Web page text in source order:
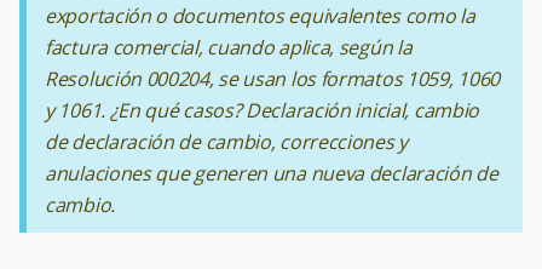
exportación o documentos equivalentes como la
factura comercial, cuando aplica, según la
Resolución 000204, se usan los formatos 1059, 1060
y 1061. ¿En qué casos? Declaración inicial, cambio
de declaración de cambio, correcciones y
anulaciones que generen una nueva declaración de
cambio.